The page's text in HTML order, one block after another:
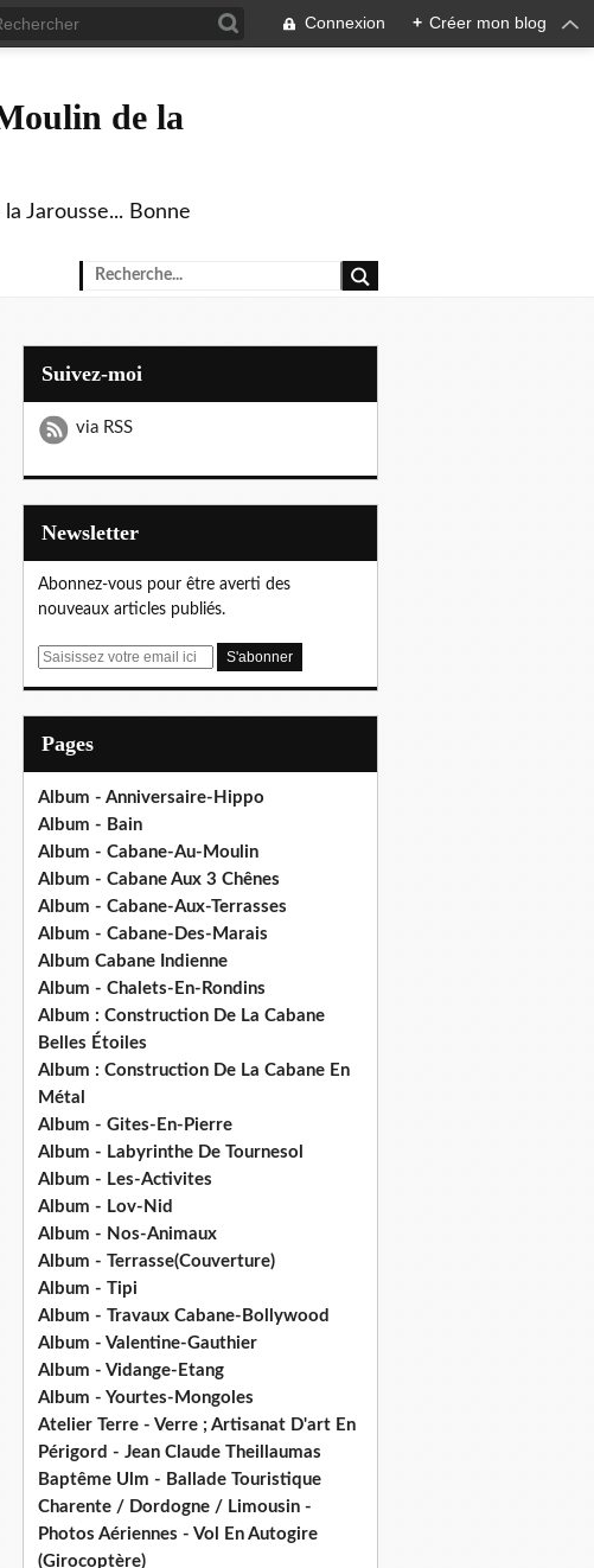
Connexion + Créer mon blog
de la
Jarousse... Bonne
Suivez-moi
via RSS
Newsletter
Abonnez-vous pour être averti des
nouveaux articles publiés.
E
Pages
Album - Anniversaire-Hippo
Album - Bain
Album - Cabane-Au-Moulin
Album - Cabane Aux 3 Chênes
Album - Cabane-Aux-Terrasses
Album - Cabane-Des-Marais
Album Cabane Indienne
Album - Chalets-En-Rondins
Album : Construction De La Cabane
Belles Étoiles
Album : Construction De La Cabane En
Métal
Album - Gites-En-Pierre
Album - Labyrinthe De Tournesol
Album - Les-Activites
Album - Lov-Nid
Album - Nos-Animaux
Album - Terrasse(Couverture)
Album - Tipi
Album - Travaux Cabane-Bollywood
Album - Valentine-Gauthier
Album - Vidange-Etang
Album - Yourtes-Mongoles
Atelier Terre - Verre ; Artisanat D'art En
Périgord - Jean Claude Theillaumas
Baptême Ulm - Ballade Touristique
Charente / Dordogne / Limousin -
Photos Aériennes - Vol En Autogire
(Girocoptère)